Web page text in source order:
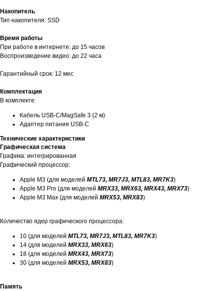
Накопитель
Тип накопителя: SSD
Время работы
При работе в интернете: до 15 часов
Воспроизведение видео: до 22 часа
Гарантийный срок: 12 мес
Комплектация
В комплекте:
Кабель USB-C/MagSafe 3 (2 м)
Адаптер питания USB‑C
Технические характеристики
Графическая система
Графика: интегрированная
Графический процессор:
Apple M3 (для моделей MTL73, MR7J3, MTL83, MR7K3)
Apple M3 Pro (для моделей MRX33, MRX63, MRX43, MRX73)
Apple M3 Max (для моделей MRX53, MRX83)
Количество ядер графического процессора:
10 (для моделей MTL73, MR7J3, MTL83, MR7K3)
14 (для моделей MRX33, MRX63)
18 (для моделей MRX43, MRX73)
30 (для моделей MRX53, MRX83)
Память